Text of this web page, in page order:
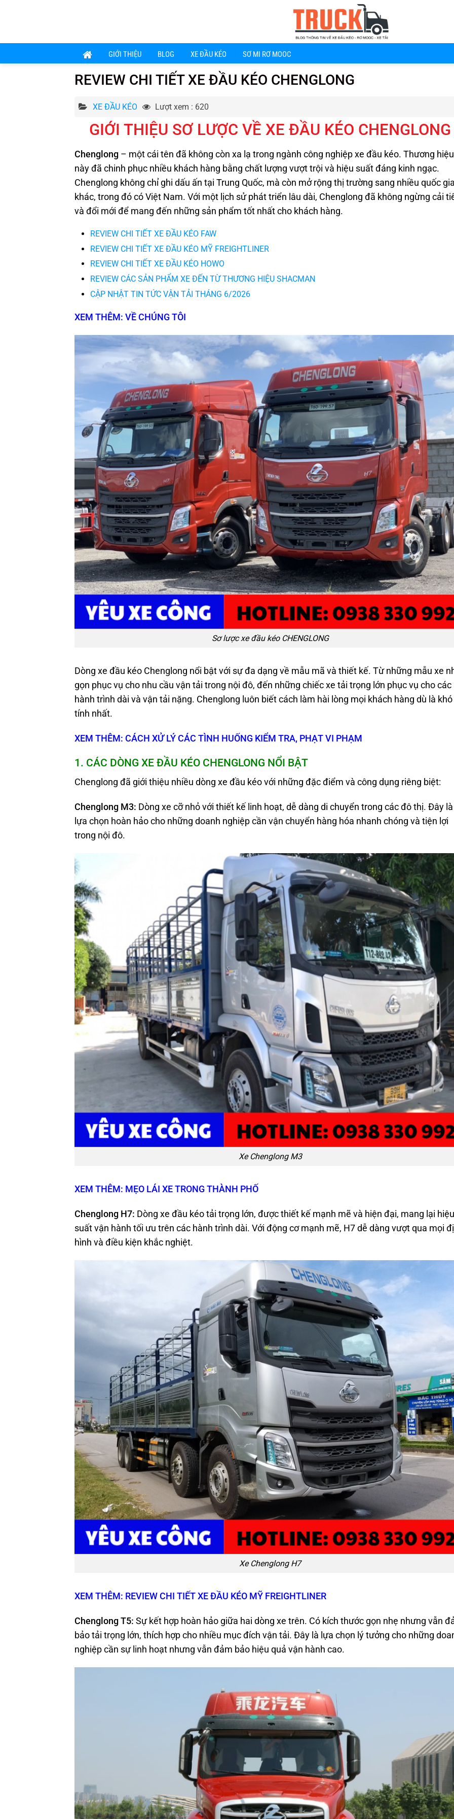
dung
GIỚI THIỆU BLOG XE ĐẦU KÉO SƠ MI RƠ MOOC
REVIEW CHI TIẾT XE ĐẦU KÉO CHENGLONG
XE ĐẦU KÉO Lượt xem : 620
GIỚI THIỆU SƠ LƯỢC VỀ XE ĐẦU KÉO CHENGLONG
Chenglong – một cái tên đã không còn xa lạ trong ngành công nghiệp xe đầu kéo. Thương hiệu
này đã chinh phục nhiều khách hàng bằng chất lượng vượt trội và hiệu suất đáng kinh ngạc.
Chenglong không chỉ ghi dấu ấn tại Trung Quốc, mà còn mở rộng thị trường sang nhiều quốc
khác, trong đó có Việt Nam. Với một lịch sử phát triển lâu dài, Chenglong đã không ngừng cải
và đổi mới để mang đến những sản phẩm tốt nhất cho khách hàng.
REVIEW CHI TIẾT XE ĐẦU KÉO FAW
REVIEW CHI TIẾT XE ĐẦU KÉO MỸ FREIGHTLINER
REVIEW CHI TIẾT XE ĐẦU KÉO HOWO
REVIEW CÁC SẢN PHẨM XE ĐẾN TỪ THƯƠNG HIỆU SHACMAN
CẬP NHẬT TIN TỨC VẬN TẢI THÁNG 6/2026
XEM THÊM: VỀ CHÚNG TÔI
Sơ lược xe đầu kéo CHENGLONG
Dòng xe đầu kéo Chenglong nổi bật với sự đa dạng về mẫu mã và thiết kế. Từ những mẫu xe
gọn phục vụ cho nhu cầu vận tải trong nội đô, đến những chiếc xe tải trọng lớn phục vụ cho các
hành trình dài và vận tải nặng. Chenglong luôn biết cách làm hài lòng mọi khách hàng dù là khó
tính nhất.
XEM THÊM: CÁCH XỬ LÝ CÁC TÌNH HUỐNG KIỂM TRA, PHẠT VI PHẠM
1. CÁC DÒNG XE ĐẦU KÉO CHENGLONG NỔI BẬT
Chenglong đã giới thiệu nhiều dòng xe đầu kéo với những đặc điểm và công dụng riêng biệt:
Chenglong M3: Dòng xe cỡ nhỏ với thiết kế linh hoạt, dễ dàng di chuyển trong các đô thị. Đây là
lựa chọn hoàn hảo cho những doanh nghiệp cần vận chuyển hàng hóa nhanh chóng và tiện lợi
trong nội đô.
Xe Chenglong M3
XEM THÊM: MẸO LÁI XE TRONG THÀNH PHỐ
Chenglong H7: Dòng xe đầu kéo tải trọng lớn, được thiết kế mạnh mẽ và hiện đại, mang lại hiệu
suất vận hành tối ưu trên các hành trình dài. Với động cơ mạnh mẽ, H7 dễ dàng vượt qua mọi
hình và điều kiện khắc nghiệt.
Xe Chenglong H7
XEM THÊM: REVIEW CHI TIẾT XE ĐẦU KÉO MỸ FREIGHTLINER
Chenglong T5: Sự kết hợp hoàn hảo giữa hai dòng xe trên. Có kích thước gọn nhẹ nhưng vẫn
bảo tải trọng lớn, thích hợp cho nhiều mục đích vận tải. Đây là lựa chọn lý tưởng cho những
nghiệp cần sự linh hoạt nhưng vẫn đảm bảo hiệu quả vận hành cao.